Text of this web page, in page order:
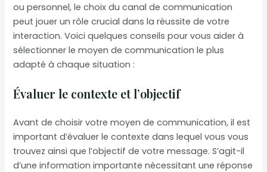
ou personnel, le choix du canal de communication
peut jouer un rôle crucial dans la réussite de votre
interaction. Voici quelques conseils pour vous aider à
sélectionner le moyen de communication le plus
adapté à chaque situation :
Évaluer le contexte et l’objectif
Avant de choisir votre moyen de communication, il est
important d’évaluer le contexte dans lequel vous vous
trouvez ainsi que l’objectif de votre message. S’agit-il
d’une information importante nécessitant une réponse